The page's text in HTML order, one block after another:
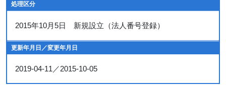
処理区分
2015年10月5日 新規設立（法人番号登録）
更新年月日／変更年月日
2019-04-11／2015-10-05